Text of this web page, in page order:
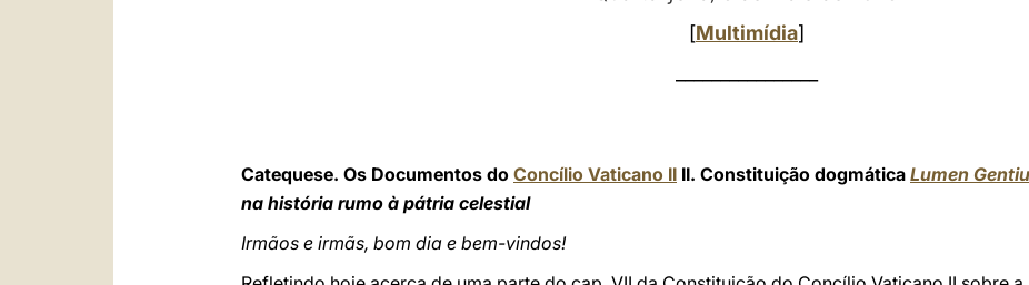
[Multimídia]
Catequese. Os Documentos do Concílio Vaticano II II. Constituição dogmática Lumen
na história rumo à pátria celestial
Irmãos e irmãs, bom dia e bem-vindos!